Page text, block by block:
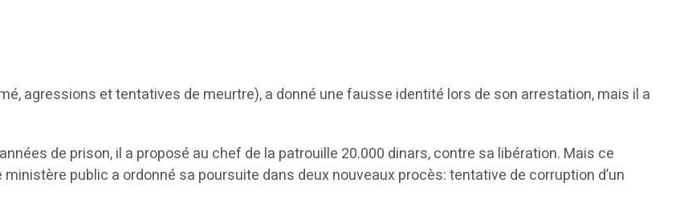
agressions et tentatives de meurtre), a donné une fausse identité lors de son arrestation, mais il a
de prison, il a proposé au chef de la patrouille 20.000 dinars, contre sa libération. Mais ce
public a ordonné sa poursuite dans deux nouveaux procès: tentative de corruption d’un